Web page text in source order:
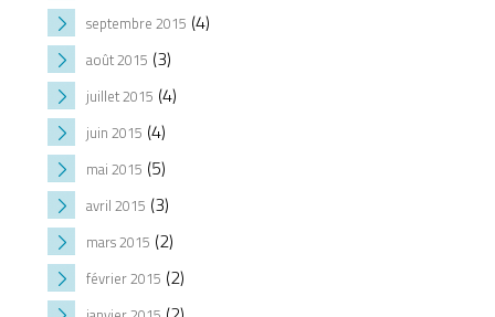
septembre 2015 (4)
août 2015 (3)
juillet 2015 (4)
juin 2015 (4)
mai 2015 (5)
avril 2015 (3)
mars 2015 (2)
février 2015 (2)